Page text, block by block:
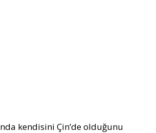
kendisini Çin’de olduğunu